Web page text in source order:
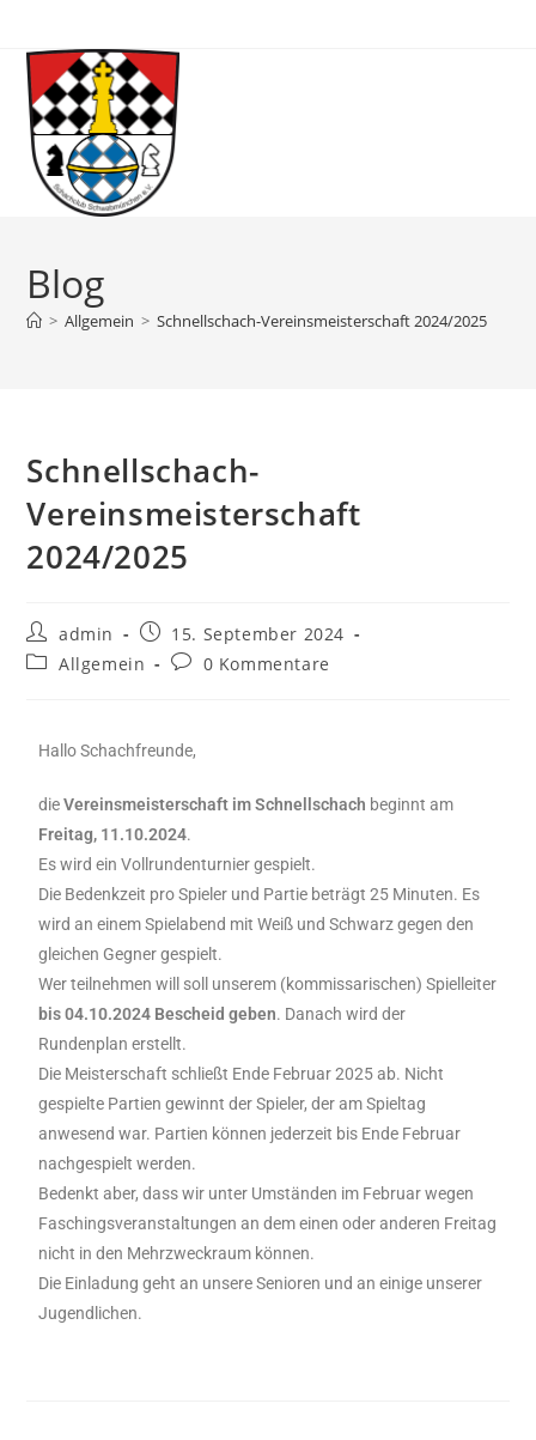
Blog
> Allgemein > Schnellschach-Vereinsmeisterschaft 2024/2025
Schnellschach-
Vereinsmeisterschaft
2024/2025
admin
15. September 2024
Allgemein
0 Kommentare
Hallo Schachfreunde,
dieVereinsmeisterschaft im Schnellschach beginnt am
Freitag, 11.10.2024.
Es wird ein Vollrundenturnier gespielt.
Die Bedenkzeit pro Spieler und Partie beträgt 25 Minuten. Es
wird an einem Spielabend mit Weiß und Schwarz gegen den
gleichen Gegner gespielt.
Wer teilnehmen will soll unserem (kommissarischen) Spielleiter
bis 04.10.2024 Bescheid geben. Danach wird der
Rundenplan erstellt.
Die Meisterschaft schließt Ende Februar 2025 ab. Nicht
gespielte Partien gewinnt der Spieler, der am Spieltag
anwesend war. Partien können jederzeit bis Ende Februar
nachgespielt werden.
Bedenkt aber, dass wir unter Umständen im Februar wegen
Faschingsveranstaltungen an dem einen oder anderen Freitag
nicht in den Mehrzweckraum können.
Die Einladung geht an unsere Senioren und an einige unserer
Jugendlichen.